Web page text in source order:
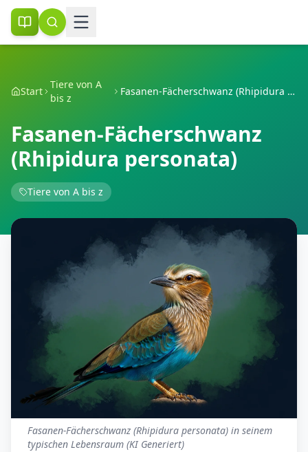
Start
Tiere von A
bis z
Fasanen-Fächerschwanz (Rhipidura personata)
Fasanen-Fächerschwanz
(Rhipidura personata)
Tiere von A bis z
Fasanen-Fächerschwanz (Rhipidura personata) in seinem
typischen Lebensraum (KI Generiert)